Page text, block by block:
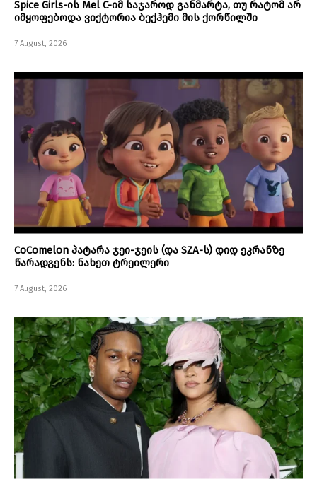
Spice Girls-ის Mel C-იმ საჯაროდ განმარტა, თუ რატომ არ
იმყოფებოდა ვიქტორია ბექჰემი მის ქორწილში
7 August, 2026
CoComelon პატარა ჯეი-ჯეის (და SZA-ს) დიდ ეკრანზე
წარადგენს: ნახეთ ტრეილერი
7 August, 2026